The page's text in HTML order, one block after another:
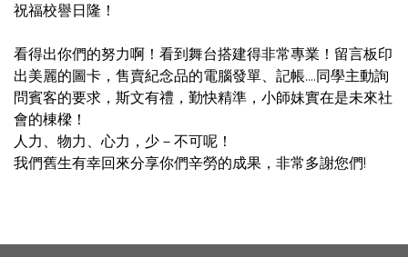
祝福校譽日隆！
看得出你們的努力啊！看到舞台搭建得非常專業！留言板印
出美麗的圖卡，售賣紀念品的電腦發單、記帳….同學主動詢
問賓客的要求，斯文有禮，勤快精準，小師妹實在是未來社
會的棟樑！
人力、物力、心力，少－不可呢！
我們舊生有幸回來分享你們辛勞的成果，非常多謝您們!